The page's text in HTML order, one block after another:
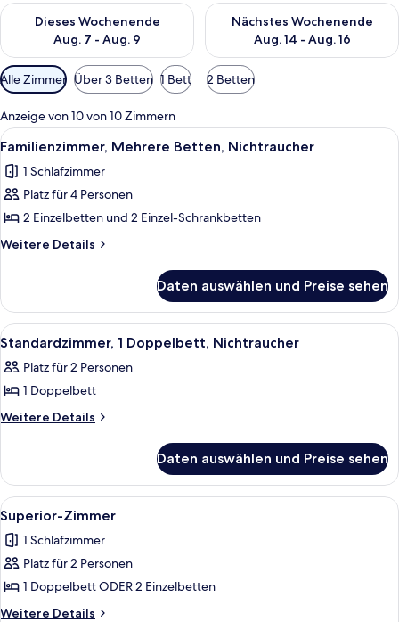
Dieses Wochenende
Aug. 7 - Aug. 9
Überprüfe die Verfügbarkeit für dieses Wochenende, Aug. 7
Nächstes Wochenende
Aug. 14 - Aug. 16
Überprüfe die Verfügbarkeit
Verfügbare
Filter
für
Zimmer
Alle Zimmer Über 3 Betten 1 Bett 2 Betten
Anzeige von 10 von 10 Zimmern
Alle
Fotos
für
Familienzimmer,
Mehrere
Betten,
Ein modernes Hotelzimmer mit
6
Familienzimmer, Mehrere Betten, Nichtraucher
1 Schlafzimmer
Platz für 4 Personen
2 Einzelbetten und 2 Einzel-Schrankbetten
Weitere Details
Weitere
Mehrere
Betten,
Nichtraucher
Daten auswählen und Preise sehen
Alle
Fotos
für
Standardzimmer,
1
anzeigen
Ein ordentlich bezogenes Bett mit
7
Standardzimmer, 1 Doppelbett, Nichtraucher
Platz für 2 Personen
1 Doppelbett
Weitere Details
Weitere
1
Doppelbett,
Nichtraucher
Daten auswählen und Preise sehen
Alle
Fotos
für
Superior-
Zimmer
anzeigen
Ein Hotelzimmer mit einem großen
14
Superior-Zimmer
1 Schlafzimmer
Platz für 2 Personen
1 Doppelbett ODER 2 Einzelbetten
Weitere Details
Weitere